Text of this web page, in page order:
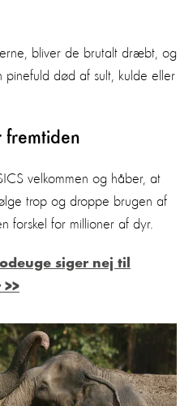
bliver de brutalt dræbt, og
pinefuld død af sult, kulde eller
fremtiden
velkommen og håber, at
trop og droppe brugen af
forskel for millioner af dyr.
siger nej til